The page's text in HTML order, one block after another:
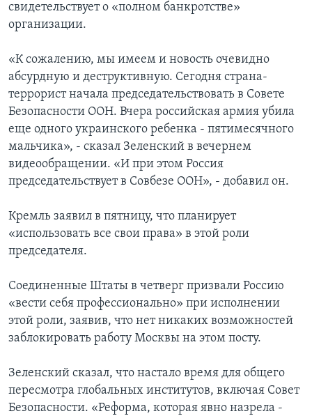
свидетельствует о «полном банкротстве»
организации.
«К сожалению, мы имеем и новость очевидно
абсурдную и деструктивную. Сегодня страна-
террорист начала председательствовать в Совете
Безопасности ООН. Вчера российская армия убила
еще одного украинского ребенка - пятимесячного
мальчика», - сказал Зеленский в вечернем
видеообращении. «И при этом Россия
председательствует в Совбезе ООН», - добавил он.
Кремль заявил в пятницу, что планирует
«использовать все свои права» в этой роли
председателя.
Соединенные Штаты в четверг призвали Россию
«вести себя профессионально» при исполнении
этой роли, заявив, что нет никаких возможностей
заблокировать работу Москвы на этом посту.
Зеленский сказал, что настало время для общего
пересмотра глобальных институтов, включая Совет
Безопасности. «Реформа, которая явно назрела -